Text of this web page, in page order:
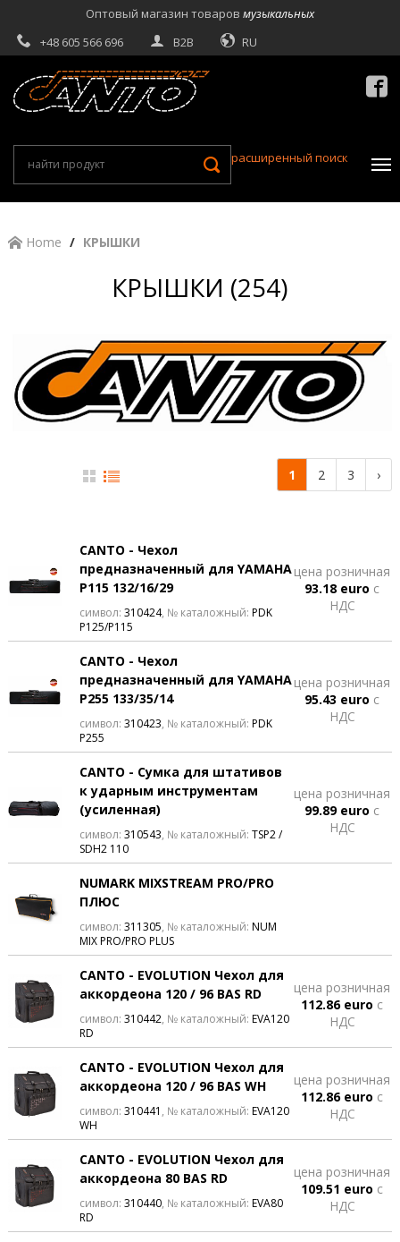
Оптовый магазин товаров музыкальных
+48 605 566 696
B2B RU
расширенный поиск
Home КРЫШКИ
КРЫШКИ (254)
1 2 3 ›
CANTO - Чехол
предназначенный для YAMAHA
P115 132/16/29
символ: 310424, № каталожный: PDK
P125/P115
цена розничная
93.18 euro с
НДС
CANTO - Чехол
предназначенный для YAMAHA
P255 133/35/14
символ: 310423, № каталожный: PDK
P255
цена розничная
95.43 euro с
НДС
CANTO - Сумка для штативов
к ударным инструментам
(усиленная)
символ: 310543, № каталожный: TSP2 /
SDH2 110
цена розничная
99.89 euro с
НДС
NUMARK MIXSTREAM PRO/PRO
ПЛЮС
символ: 311305, № каталожный: NUM
MIX PRO/PRO PLUS
CANTO - EVOLUTION Чехол для
аккордеона 120 / 96 BAS RD
символ: 310442, № каталожный: EVA120
RD
цена розничная
112.86 euro с
НДС
CANTO - EVOLUTION Чехол для
аккордеона 120 / 96 BAS WH
символ: 310441 , № каталожный: EVA120
WH
цена розничная
112.86 euro с
НДС
CANTO - EVOLUTION Чехол для
аккордеона 80 BAS RD
символ: 310440, № каталожный: EVA80
RD
цена розничная
109.51 euro с
НДС
